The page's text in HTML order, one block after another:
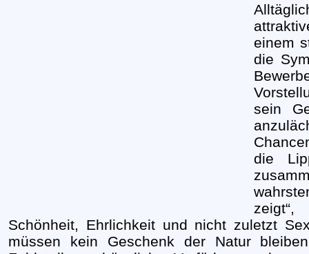
einem
die
sein
die
zeigt“,
Schönheit, Ehrlichkeit und nicht zuletzt
müssen kein Geschenk der Natur